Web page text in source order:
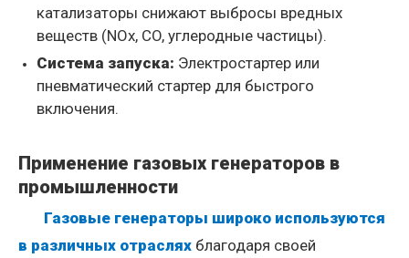
катализаторы снижают выбросы вредных
веществ (NOx, CO, углеродные частицы).
Система запуска: Электростартер или
пневматический стартер для быстрого
включения.
Применение газовых генераторов в
промышленности
Газовые генераторы широко используются
в различных отраслях благодаря своей